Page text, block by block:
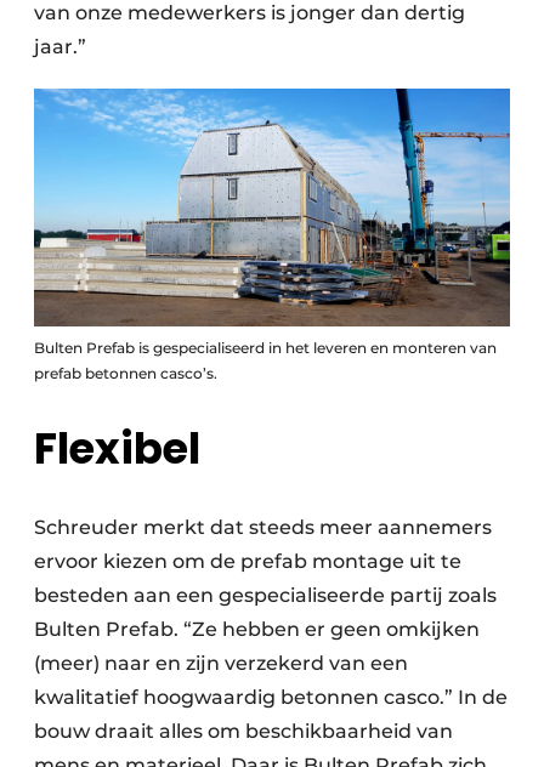
van onze medewerkers is jonger dan dertig
jaar.”
Bulten Prefab is gespecialiseerd in het leveren en monteren van
prefab betonnen casco’s.
Flexibel
Schreuder merkt dat steeds meer aannemers
ervoor kiezen om de prefab montage uit te
besteden aan een gespecialiseerde partij zoals
Bulten Prefab. “Ze hebben er geen omkijken
(meer) naar en zijn verzekerd van een
kwalitatief hoogwaardig betonnen casco.” In de
bouw draait alles om beschikbaarheid van